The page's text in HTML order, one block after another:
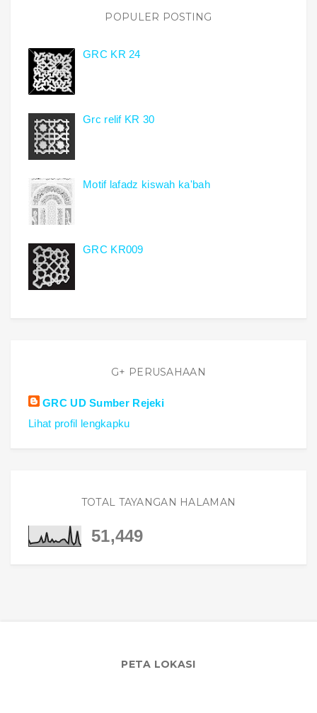
POPULER POSTING
GRC KR 24
Grc relif KR 30
Motif lafadz kiswah ka'bah
GRC KR009
G+ PERUSAHAAN
GRC UD Sumber Rejeki
Lihat profil lengkapku
TOTAL TAYANGAN HALAMAN
51,449
PETA LOKASI